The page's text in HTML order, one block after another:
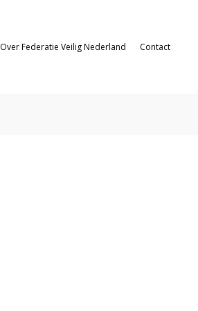
Over Federatie Veilig Nederland Contact